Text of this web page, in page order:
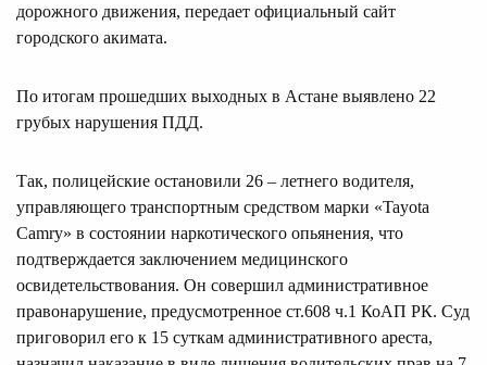
дорожного движения, передает официальный сайт
городского акимата.
По итогам прошедших выходных в Астане выявлено 22
грубых нарушения ПДД.
Так, полицейские остановили 26 – летнего водителя,
управляющего транспортным средством марки «Tayota
Camry» в состоянии наркотического опьянения, что
подтверждается заключением медицинского
освидетельствования. Он совершил административное
правонарушение, предусмотренное ст.608 ч.1 КоАП РК. Суд
приговорил его к 15 суткам административного ареста,